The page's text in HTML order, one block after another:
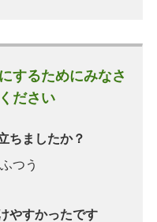
するためにみなさ
ださい
ちましたか？
つう
やすかったです